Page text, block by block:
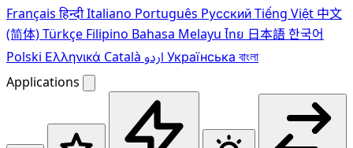
Français हिन्दीItaliano Português PусскийTiếng Việt 中文
(简体)Türkçe Filipino Bahasa Melayu ไทย 日本語한국어
Polski Ελληνικά Català Українська বাংলা
Applications